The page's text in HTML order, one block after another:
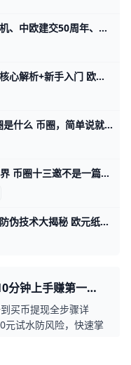
2025欧洲十大新闻：乌克兰危机、中欧建交50周年、申根扩容全解析 欧风资讯｜2025年欧洲十大新闻：变局中的坚守与前行 2025年的欧洲，在乌克兰危机、中欧建交50周年、政治碎片化与经济"紧平衡"等多重挑战中前行。欧盟和欧元区经济增长率分别为1.5％和1.4％，通胀水平较此前高点明显回落，但高利率仍对投资和中小企业融资形成压力 。
欧yi买币暴富秘籍：区块链核心解析+新手入门 欧义数字资产深度解析：掌握区块链核心与欧义买币介绍指南 欧义（歐yi）作为全球领先的数字资产交易平台，提供安全高效的加密货币交易服务，支持数百种资产如BTC和ETH。 这篇文章将深入剖析区块链核心技术，并手把手教你如何在欧义平台买币入门。bjiuu+1
币圈买币入门指南 1. 先搞懂币圈是什么 币圈，简单说就是买卖加密货币的市场，最常见的资产是比特币 BTC、以太坊 ETH 和稳定币 USDT。新手第一次接触时，先别急着下单，先理解交易所、钱包、私钥、助记词这几个基础概念，因为它们决定你后面买币是否顺利、资产是否安全。比如，你在交易所买到的币，和你放进自己钱包里的币，管理方式就完全不同。
币圈十三邀：读懂加密世界 币圈十三邀不是一篇空谈行情的文章，而是一篇把加密世界讲清楚的博客。它要回答的，不只是“今天涨了吗”，还包括“为什么会涨”“为什么会跌”，以及“普通人该怎么看懂这个市场”。比如，比特币从最早的极客实验，慢慢变成全球很多人都会关注的资产，这个变化本身就说明，币圈已经不只是小圈子的游戏，而是进入了更大的公共讨论中。
欧元纸币全解析：7种面额设计与防伪技术大揭秘 欧元纸币是欧元区 20 个成员国共同使用的法定货币，自 2002 年 1 月 1 日正式流通以来，已有超过 340 亿张纸币在市面上流通，总价值超过 1.56 万亿欧元。目前全球有超过 3.45 亿人日常使用欧元纸币，它是世界上第二大储备货币，占全球外汇储备的 20% 左右。欧元纸币不仅承载着经济功能，更体现了欧洲的文化融合与历史传承，是欧洲一体化最直观的象征之一。
分钟上手赚第一桶
买币提现全步骤详
元试水防风险，快速掌